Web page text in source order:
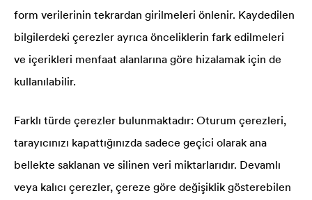
form verilerinin tekrardan girilmeleri önlenir. Kaydedilen
bilgilerdeki çerezler ayrıca önceliklerin fark edilmeleri
ve içerikleri menfaat alanlarına göre hizalamak için de
kullanılabilir.
Farklı türde çerezler bulunmaktadır: Oturum çerezleri,
tarayıcınızı kapattığınızda sadece geçici olarak ana
bellekte saklanan ve silinen veri miktarlarıdır. Devamlı
veya kalıcı çerezler, çereze göre değişiklik gösterebilen